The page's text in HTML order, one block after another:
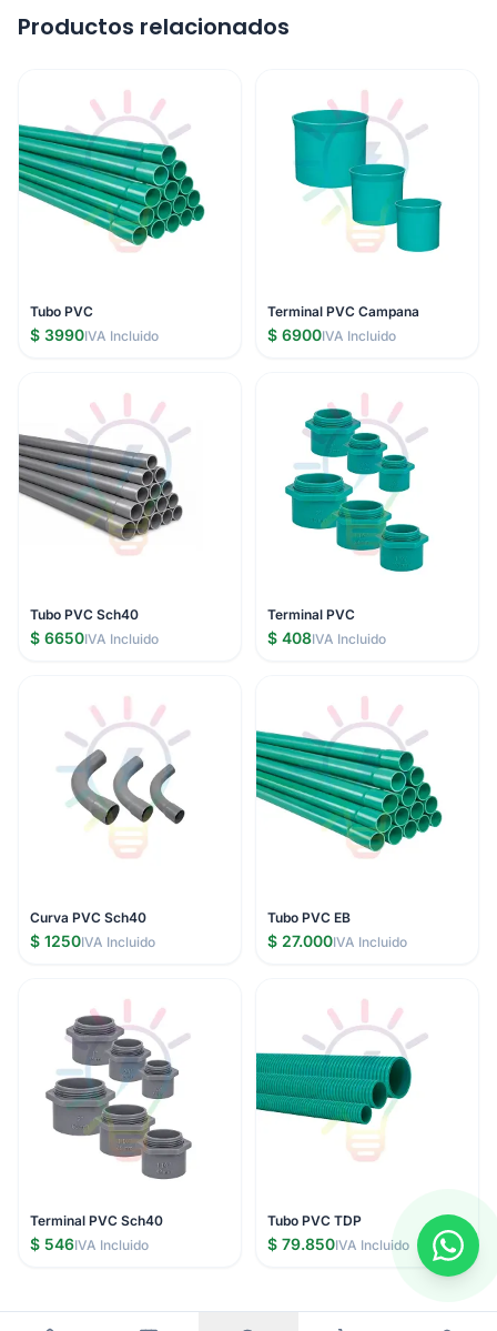
Productos relacionados
Tubo PVC
$ 3990IVA Incluido
Terminal PVC Campana
$ 6900IVA Incluido
Tubo PVC Sch40
$ 6650IVA Incluido
Terminal PVC
$ 408IVA Incluido
Curva PVC Sch40
$ 1250IVA Incluido
Tubo PVC EB
$ 27.000IVA Incluido
Terminal PVC Sch40
$ 546IVA Incluido
Tubo PVC TDP
$ 79.850IVA Incluido